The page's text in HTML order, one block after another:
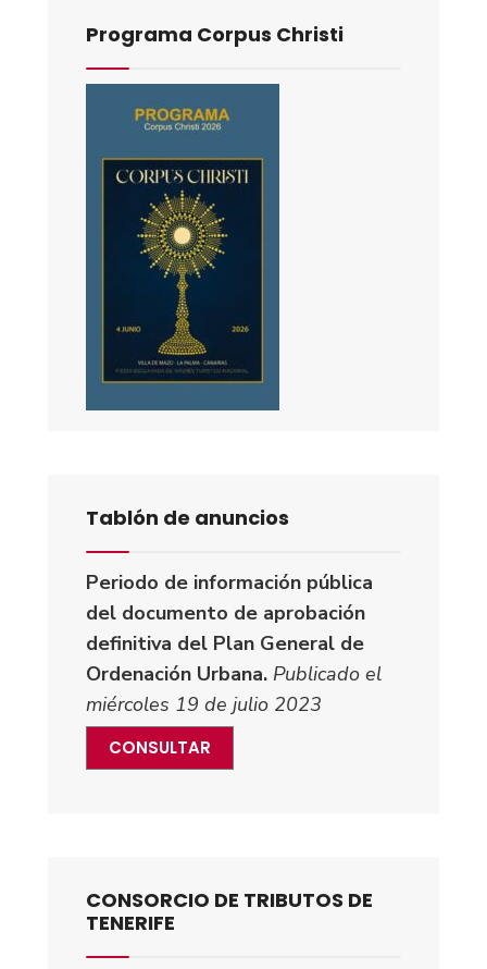
Programa Corpus Christi
Tablón de anuncios
Periodo de información pública
del documento de aprobación
definitiva del Plan General de
Ordenación Urbana. Publicado el
miércoles 19 de julio 2023
CONSULTAR
CONSORCIO DE TRIBUTOS DE
TENERIFE